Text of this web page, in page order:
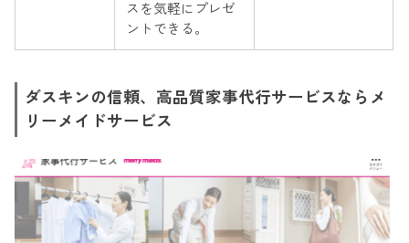
スを気軽にプレゼ
ントできる。
ダスキンの信頼、高品質家事代行サービスならメ
リーメイドサービス